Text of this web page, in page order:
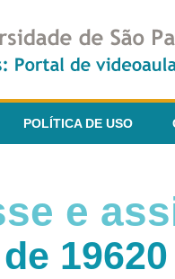
POLÍTICA DE USO
e